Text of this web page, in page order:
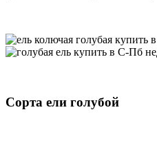
Сорта ели голубой